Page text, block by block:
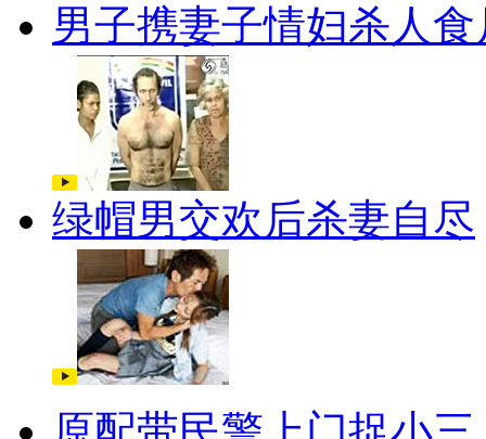
男子携妻子情妇杀人食
绿帽男交欢后杀妻自尽